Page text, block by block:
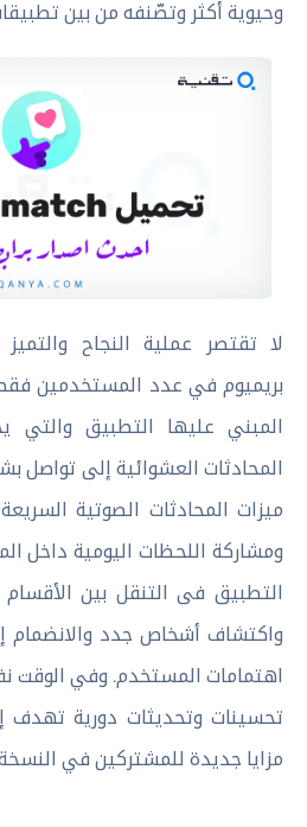
وحيوية أكثر وتصّنفه من بين
بريميوم في عدد المستخدمين
المبني عليها التطبيق والتي
المحادثات العشوائية إلى تواصل
ميزات المحادثات الصوتية
ومشاركة اللحظات اليومية داخل
التطبيق فى التنقل بين
واكتشاف أشخاص جدد والانضمام
اهتمامات المستخدم. وفي الوقت
تحسينات وتحديثات دورية تهدف
مزايا جديدة للمشتركين في